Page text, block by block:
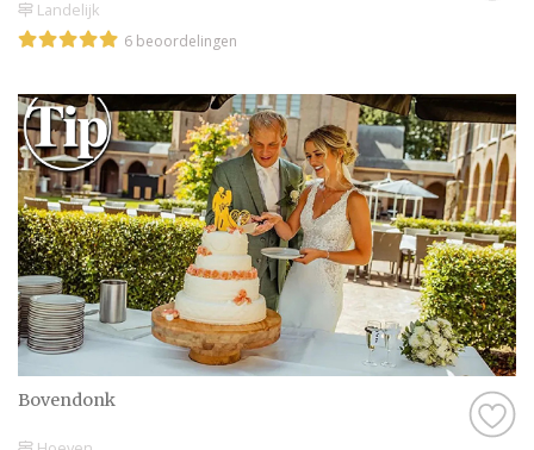
Landelijk
6 beoordelingen
Bovendonk